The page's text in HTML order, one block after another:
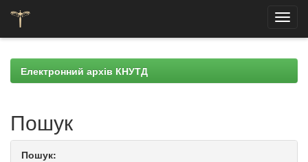
navigationЕлектронний архів КНУТД
Пошук
Пошук: